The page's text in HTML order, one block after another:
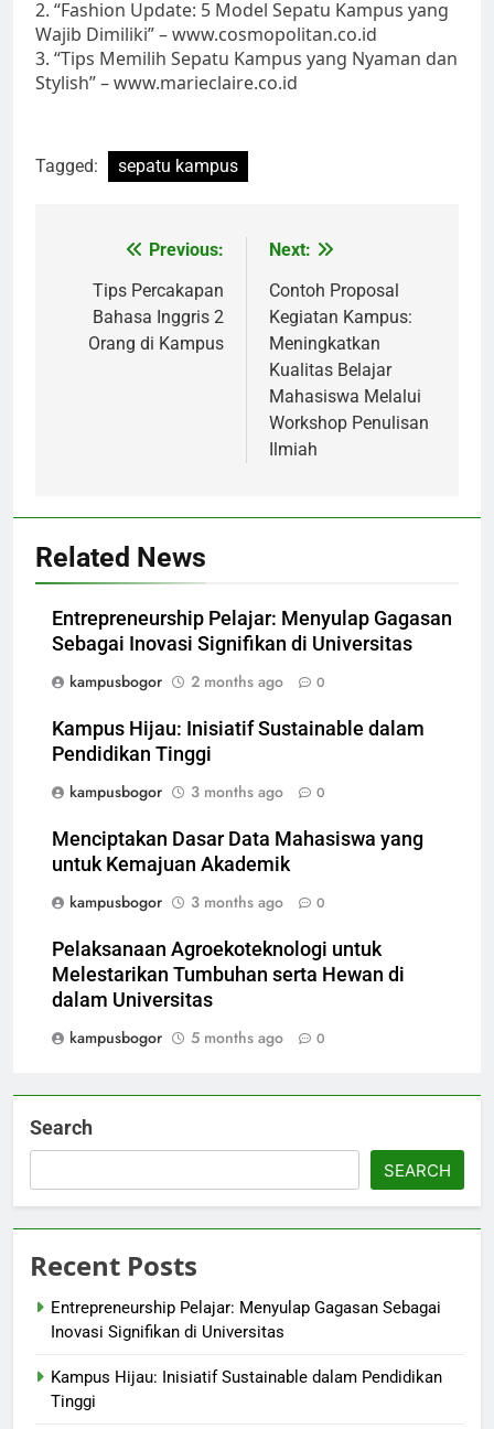
2. “Fashion Update: 5 Model Sepatu Kampus yang
Wajib Dimiliki” – www.cosmopolitan.co.id
3. “Tips Memilih Sepatu Kampus yang Nyaman dan
Stylish” – www.marieclaire.co.id
Tagged: sepatu kampus
navigation
Previous:
Tips Percakapan
Bahasa Inggris 2
Orang di Kampus
Next:
Contoh Proposal
Kegiatan Kampus:
Meningkatkan
Kualitas Belajar
Mahasiswa Melalui
Workshop Penulisan
Ilmiah
Related News
Entrepreneurship Pelajar: Menyulap Gagasan
Sebagai Inovasi Signifikan di Universitas
kampusbogor
2 months ago 0
Kampus Hijau: Inisiatif Sustainable dalam
Pendidikan Tinggi
kampusbogor
3 months ago 0
Menciptakan Dasar Data Mahasiswa yang
untuk Kemajuan Akademik
kampusbogor
3 months ago 0
Pelaksanaan Agroekoteknologi untuk
Melestarikan Tumbuhan serta Hewan di
dalam Universitas
kampusbogor
5 months ago 0
Search
SEARCH
Recent Posts
Entrepreneurship Pelajar: Menyulap Gagasan Sebagai
Inovasi Signifikan di Universitas
Kampus Hijau: Inisiatif Sustainable dalam Pendidikan
Tinggi